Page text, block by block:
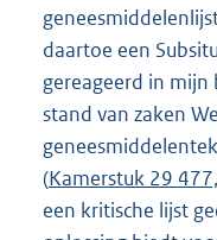
daartoe een
gereageerd in mijn
stand van zaken
(Kamerstuk 29
een kritische lijst